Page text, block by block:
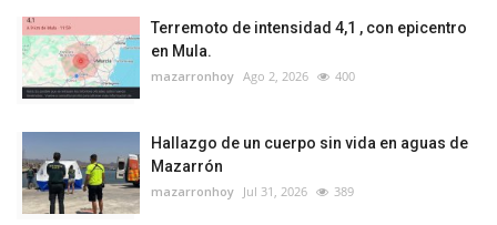
Terremoto de intensidad 4,1 , con epicentro
en Mula.
mazarronhoy Ago 2, 2026 400
Hallazgo de un cuerpo sin vida en aguas de
Mazarrón
mazarronhoy Jul 31, 2026 389